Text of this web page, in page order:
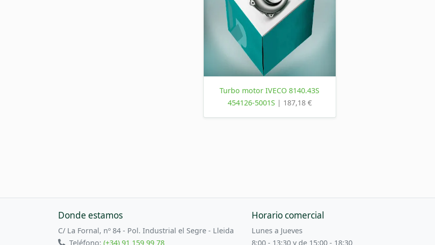
Turbo motor IVECO 8140.43S
454126-5001S | 187,18 €
Donde estamos
C/ La Fornal, nº 84 - Pol. Industrial el Segre - Lleida
Teléfono:(+34) 91 159 99 78
Horario comercial
Lunes a Jueves
8:00 - 13:30 y de 15:00 - 18:30